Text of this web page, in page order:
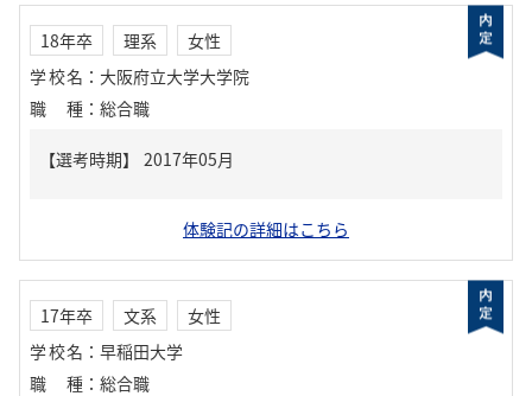
18年卒 理系
女性
学校名 ： 大阪府立大学大学院
職種 ： 総合職
体験記の詳細はこちら
17年卒 文系
女性
学校名 ： 早稲田大学
職種 ： 総合職